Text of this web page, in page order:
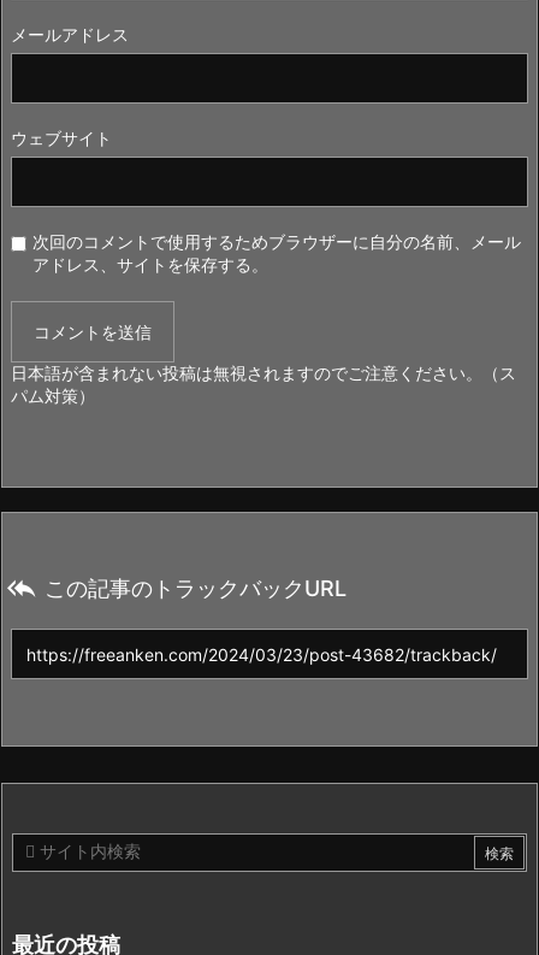
メールアドレス
ウェブサイト
次回のコメントで使用するためブラウザーに自分の名前、メール
アドレス、サイトを保存する。
日本語が含まれない投稿は無視されますのでご注意ください。（ス
パム対策）
 この記事のトラックバックURL
最近の投稿